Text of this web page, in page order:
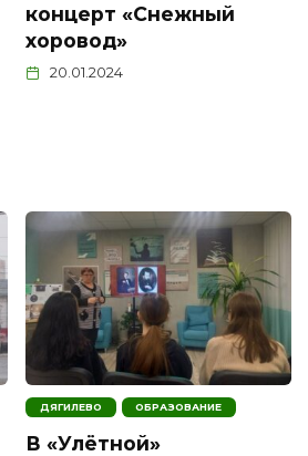
концерт «Снежный
хоровод»
20.01.2024
ДЯГИЛЕВО ОБРАЗОВАНИЕ
В «Улётной»